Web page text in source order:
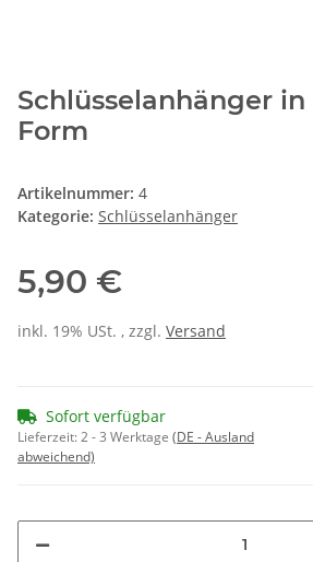
Schlüsselanhänger
Form
Artikelnummer: 4
Kategorie: Schlüsselanhänger
5,90 €
inkl. 19% USt. , zzgl. Versand
Sofort verfügbar
Lieferzeit:2 - 3 Werktage (DE - Ausland
abweichend)